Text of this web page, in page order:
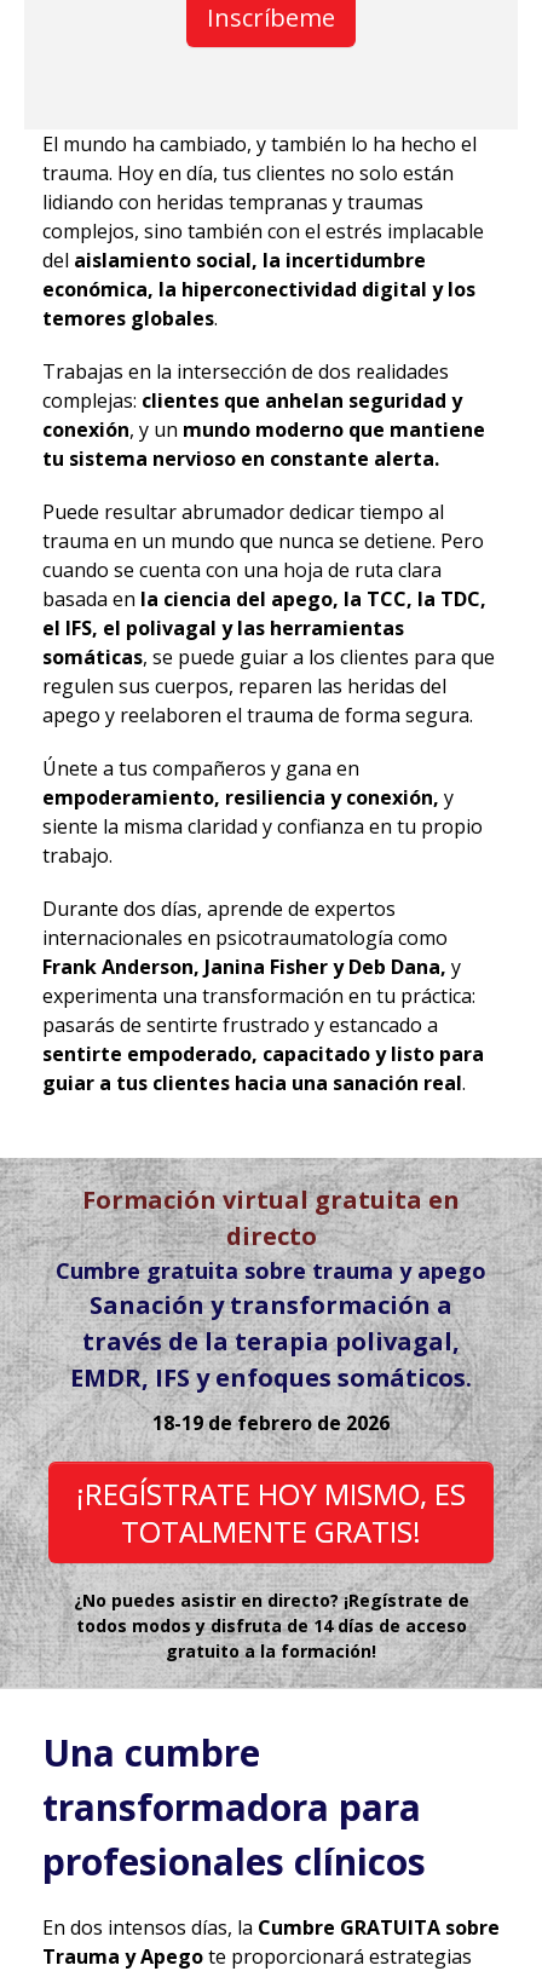
Inscríbeme
El mundo ha cambiado, y también lo ha hecho el
trauma. Hoy en día, tus clientes no solo están
lidiando con heridas tempranas y traumas
complejos, sino también con el estrés implacable
del aislamiento social, la incertidumbre
económica, la hiperconectividad digital y los
temores globales.
Trabajas en la intersección de dos realidades
complejas: clientes que anhelan seguridad y
conexión, y un mundo moderno que mantiene
tu sistema nervioso en constante alerta.
Puede resultar abrumador dedicar tiempo al
trauma en un mundo que nunca se detiene. Pero
cuando se cuenta con una hoja de ruta clara
basada en la ciencia del apego, la TCC, la TDC,
el IFS, el polivagal y las herramientas
somáticas, se puede guiar a los clientes para que
regulen sus cuerpos, reparen las heridas del
apego y reelaboren el trauma de forma segura.
Únete a tus compañeros y gana en
empoderamiento, resiliencia y conexión, y
siente la misma claridad y confianza en tu propio
trabajo.
Durante dos días, aprende de expertos
internacionales en psicotraumatología como
Frank Anderson, Janina Fisher y Deb Dana, y
experimenta una transformación en tu práctica:
pasarás de sentirte frustrado y estancado a
sentirte empoderado, capacitado y listo para
guiar a tus clientes hacia una sanación real.
Formación virtual gratuita en
directo
Cumbre gratuita sobre trauma y apego
Sanación y transformación a
través de la terapia polivagal,
EMDR, IFS y enfoques somáticos.
18-19 de febrero de 2026
¡REGÍSTRATE HOY MISMO, ES
TOTALMENTE GRATIS!
¿No puedes asistir en directo? ¡Regístrate de
todos modos y disfruta de 14 días de acceso
gratuito a la formación!
Una cumbre
transformadora para
profesionales clínicos
En dos intensos días, la Cumbre GRATUITA sobre
Trauma y Apegote proporcionará estrategias